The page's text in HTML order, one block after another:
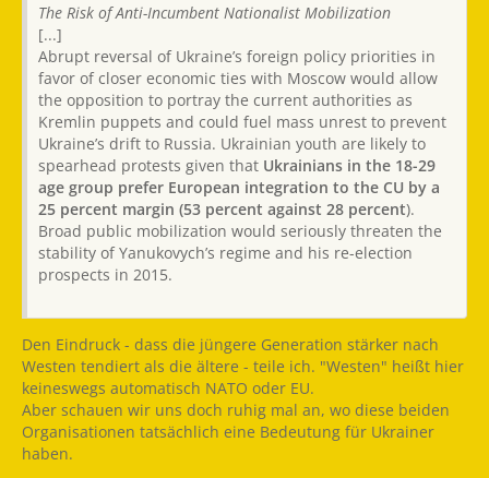
The Risk of Anti-Incumbent Nationalist Mobilization
[...]
Abrupt reversal of Ukraine’s foreign policy priorities in
favor of closer economic ties with Moscow would allow
the opposition to portray the current authorities as
Kremlin puppets and could fuel mass unrest to prevent
Ukraine’s drift to Russia. Ukrainian youth are likely to
spearhead protests given that Ukrainians in the 18-29
age group prefer European integration to the CU by a
25 percent margin (53 percent against 28 percent).
Broad public mobilization would seriously threaten the
stability of Yanukovych’s regime and his re-election
prospects in 2015.
Den Eindruck - dass die jüngere Generation stärker nach
Westen tendiert als die ältere - teile ich. "Westen" heißt hier
keineswegs automatisch NATO oder EU.
Aber schauen wir uns doch ruhig mal an, wo diese beiden
Organisationen tatsächlich eine Bedeutung für Ukrainer
haben.